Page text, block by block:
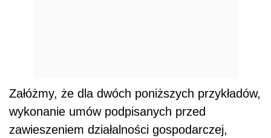
Załóżmy, że dla dwóch poniższych przykładów,
wykonanie umów podpisanych przed
zawieszeniem działalności gospodarczej,